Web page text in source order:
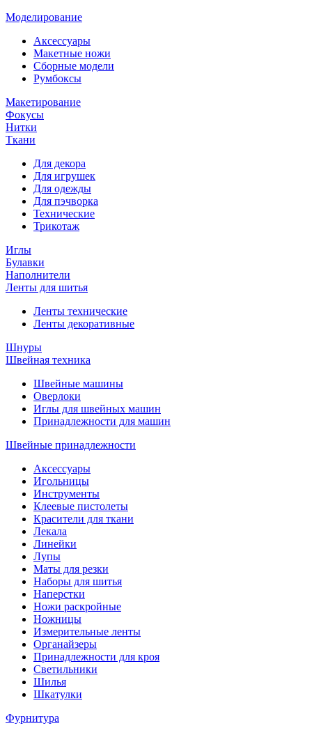
Моделирование
Аксессуары
Макетные ножи
Сборные модели
Румбоксы
Макетирование
Фокусы
Нитки
Ткани
Для декора
Для игрушек
Для одежды
Для пэчворка
Технические
Трикотаж
Иглы
Булавки
Наполнители
Ленты для шитья
Ленты технические
Ленты декоративные
Шнуры
Швейная техника
Швейные машины
Оверлоки
Иглы для швейных машин
Принадлежности для машин
Швейные принадлежности
Аксессуары
Игольницы
Инструменты
Клеевые пистолеты
Красители для ткани
Лекала
Линейки
Лупы
Маты для резки
Наборы для шитья
Наперстки
Ножи раскройные
Ножницы
Измерительные ленты
Органайзеры
Принадлежности для кроя
Светильники
Шилья
Шкатулки
Фурнитура